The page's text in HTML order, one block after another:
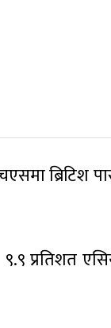
ब्रिटिश
प्रतिशत